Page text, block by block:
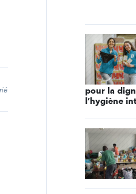
pour la
l’hygiène